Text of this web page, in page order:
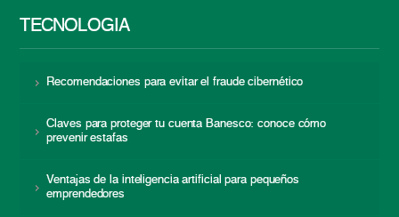
TECNOLOGÍA
Recomendaciones para evitar el fraude cibernético
Claves para proteger tu cuenta Banesco: conoce cómo
prevenir estafas
Ventajas de la inteligencia artificial para pequeños
emprendedores